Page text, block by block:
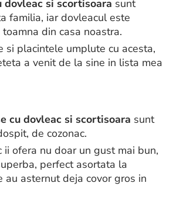
dovleac si scortisoara sunt
familia, iar dovleacul este
din casa noastra.
si placintele umplute cu acesta,
a venit de la sine in lista mea
cu dovleac si scortisoara sunt
de cozonac.
ii ofera nu doar un gust mai bun,
perfect asortata la
au asternut deja covor gros in